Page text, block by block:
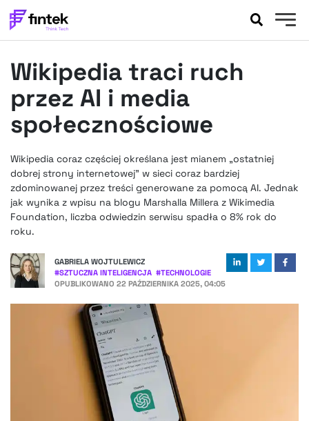
BANKOWOŚĆ
FELIETONY
WYWIADY
PODCASTY
FINTEKEXTRA
OKIEM EKSPERTA
Wikipedia traci ruch
przez AI i media
społecznościowe
Wikipedia coraz częściej określana jest mianem „ostatniej
dobrej strony internetowej” w sieci coraz bardziej
zdominowanej przez treści generowane za pomocą AI. Jednak
jak wynika z wpisu na blogu Marshalla Millera z Wikimedia
Foundation, liczba odwiedzin serwisu spadła o 8% rok do
roku.
GABRIELA WOJTULEWICZ
#SZTUCZNA INTELIGENCJA #TECHNOLOGIE
OPUBLIKOWANO 22 PAŹDZIERNIKA 2025, 04:05